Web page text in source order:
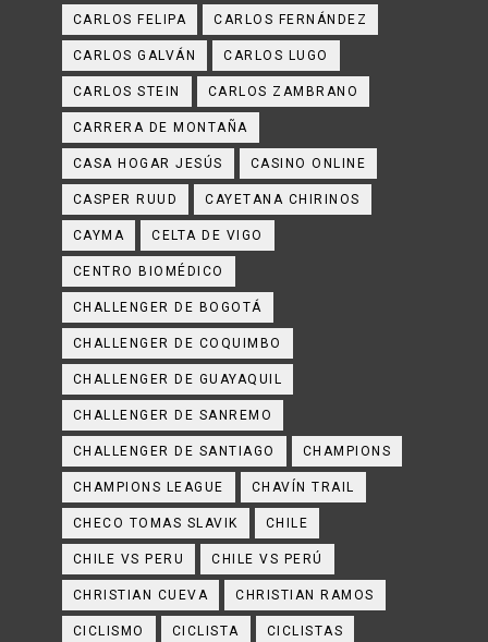
CARLOS FELIPA CARLOS FERNÁNDEZ
CARLOS GALVÁN CARLOS LUGO
CARLOS STEIN CARLOS ZAMBRANO
CARRERA DE MONTAÑA
CASA HOGAR JESÚS CASINO ONLINE
CASPER RUUD CAYETANA CHIRINOS
CAYMA CELTA DE VIGO
CENTRO BIOMÉDICO
CHALLENGER DE BOGOTÁ
CHALLENGER DE COQUIMBO
CHALLENGER DE GUAYAQUIL
CHALLENGER DE SANREMO
CHALLENGER DE SANTIAGO CHAMPIONS
CHAMPIONS LEAGUE CHAVÍN TRAIL
CHECO TOMAS SLAVIK CHILE
CHILE VS PERU CHILE VS PERÚ
CHRISTIAN CUEVA CHRISTIAN RAMOS
CICLISMO CICLISTA CICLISTAS